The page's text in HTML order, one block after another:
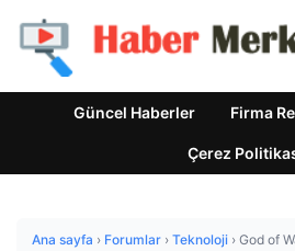
Güncel Haberler Firma
Çerez
Ana sayfa › Forumlar › Teknoloji › God of